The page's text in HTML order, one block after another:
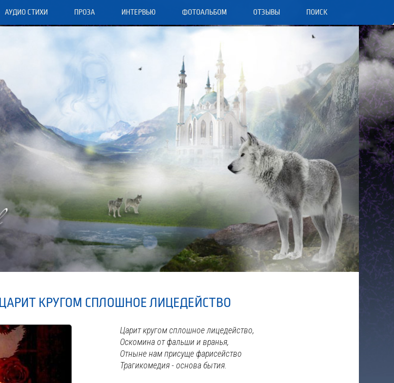
АУДИО СТИХИ ПРОЗА ИНТЕРВЬЮ ФОТОАЛЬБОМ ОТЗЫВЫ ПОИСК
ЦАРИТ КРУГОМ СПЛОШНОЕ ЛИЦЕДЕЙСТВО
Царит кругом сплошное лицедейство,
Оскомина от фальши и вранья,
Отныне нам присуще фарисейство
Трагикомедия - основа бытия.